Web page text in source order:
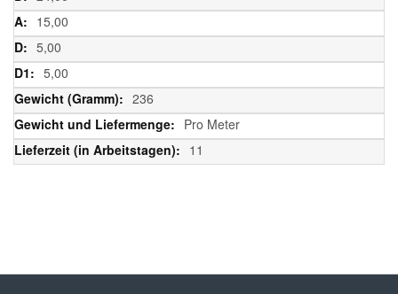
15,00
5,00
5,00
236
Pro Meter
11